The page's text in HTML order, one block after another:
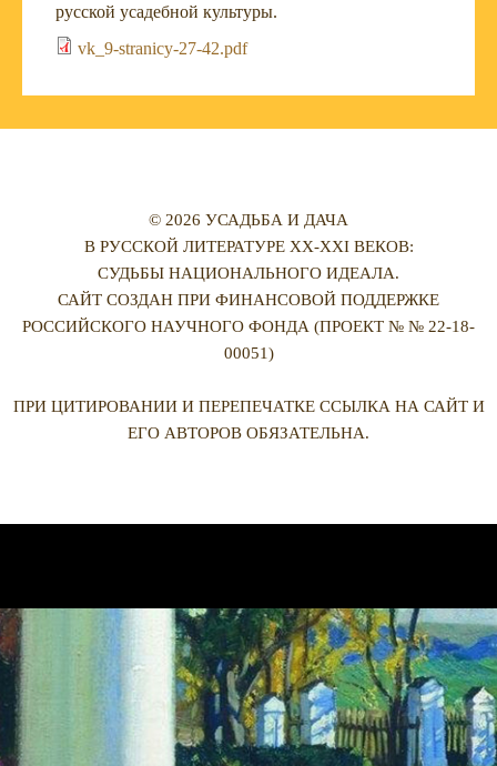
русской усадебной культуры.
vk_9-stranicy-27-42.pdf
© 2026 УСАДЬБА И ДАЧА
В РУССКОЙ ЛИТЕРАТУРЕ XX-XXI ВЕКОВ:
СУДЬБЫ НАЦИОНАЛЬНОГО ИДЕАЛА.
САЙТ СОЗДАН ПРИ ФИНАНСОВОЙ ПОДДЕРЖКЕ
РОССИЙСКОГО НАУЧНОГО ФОНДА (ПРОЕКТ № № 22-18-
00051)
ПРИ ЦИТИРОВАНИИ И ПЕРЕПЕЧАТКЕ ССЫЛКА НА САЙТ И
ЕГО АВТОРОВ ОБЯЗАТЕЛЬНА.